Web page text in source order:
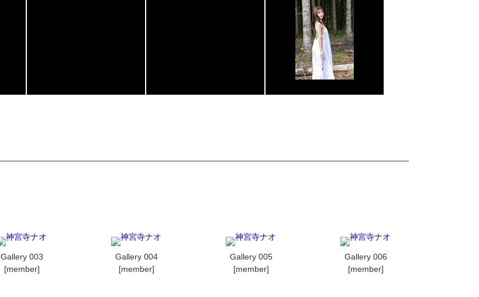
Gallery 003
[member]
Gallery 004
[member]
Gallery 005
[member]
Gallery 006
[member]